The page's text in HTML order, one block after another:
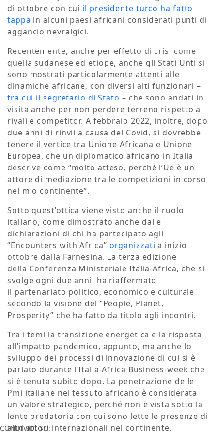
di ottobre con cui il presidente turco ha fatto
tappa in alcuni paesi africani considerati punti di
aggancio nevralgici.
Recentemente, anche per effetto di crisi come
quella sudanese ed etiope, anche gli Stati Unti si
sono mostrati particolarmente attenti alle
dinamiche africane, con diversi alti funzionari –
tra cui il segretario di Stato – che sono andati in
visita anche per non perdere terreno rispetto a
rivali e competitor. A febbraio 2022, inoltre, dopo
due anni di rinvii a causa del Covid, si dovrebbe
tenere il vertice tra Unione Africana e Unione
Europea, che un diplomatico africano in Italia
descrive come “molto atteso, perché l’Ue è un
attore di mediazione tra le competizioni in corso
nel mio continente”.
Sotto quest’ottica viene visto anche il ruolo
italiano, come dimostrato anche dalle
dichiarazioni di chi ha partecipato agli
“Encounters with Africa” organizzati a inizio
ottobre dalla Farnesina. La terza edizione
della Conferenza Ministeriale Italia-Africa, che si
svolge ogni due anni, ha riaffermato
il partenariato politico, economico e culturale
secondo la visione del “People, Planet,
Prosperity” che ha fatto da titolo agli incontri.
Tra i temi la transizione energetica e la risposta
all’impatto pandemico, appunto, ma anche lo
sviluppo dei processi di innovazione di cui si è
parlato durante l’Italia-Africa Business-week che
si è tenuta subito dopo. La penetrazione delle
Pmi italiane nel tessuto africano è considerata
un valore strategico, perché non è vista sotto la
lente predatoria con cui sono lette le presenze di
altri attori internazionali nel continente.
CONDIVIDI SU: